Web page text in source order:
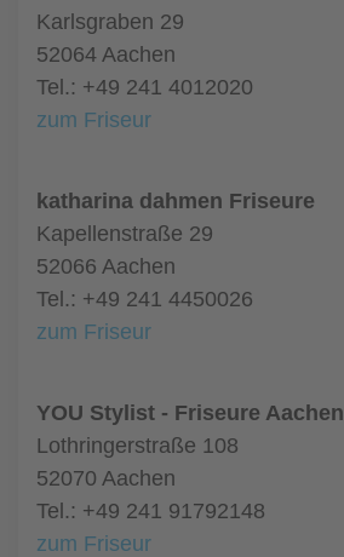
Karlsgraben 29
52064 Aachen
Tel.: +49 241 4012020
zum Friseur
katharina dahmen Friseure
Kapellenstraße 29
52066 Aachen
Tel.: +49 241 4450026
zum Friseur
YOU Stylist - Friseure Aachen
Lothringerstraße 108
52070 Aachen
Tel.: +49 241 91792148
zum Friseur